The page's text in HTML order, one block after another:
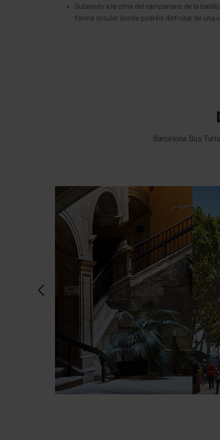
Subiendo a la cima del campanario de la
forma circular donde podréis disfrutar de una
Barcelona Bus